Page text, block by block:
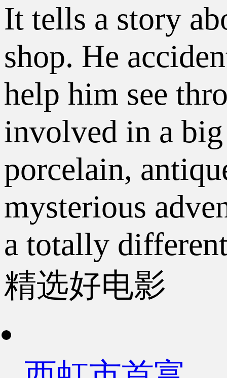
It tells a story
shop. He
help him see
involved in a
porcelain,
mysterious
a totally
精选好电影